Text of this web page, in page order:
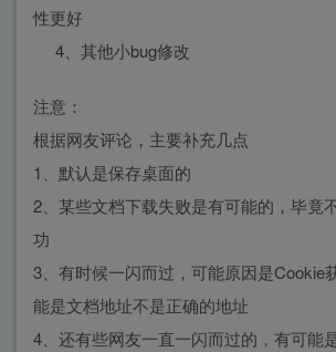
性更好
4、其他小bug修改
注意：
根据网友评论，主要补充几点
1、默认是保存桌面的
2、某些文档下载失败是有可能的，毕竟
功
3、有时候一闪而过，可能原因是Cookie
能是文档地址不是正确的地址
4、还有些网友一直一闪而过的，有可能